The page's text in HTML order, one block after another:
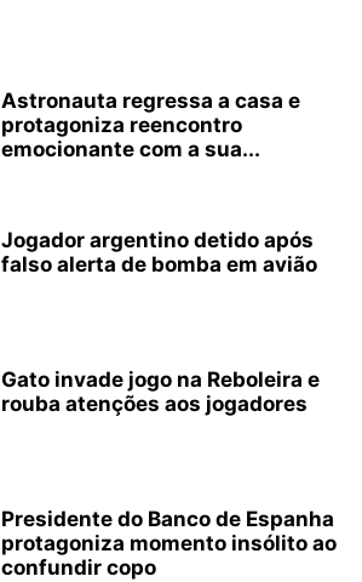
Astronauta regressa a casa e
protagoniza reencontro
emocionante com a sua...
Jogador argentino detido após
falso alerta de bomba em avião
Gato invade jogo na Reboleira e
rouba atenções aos jogadores
Presidente do Banco de Espanha
protagoniza momento insólito ao
confundir copo